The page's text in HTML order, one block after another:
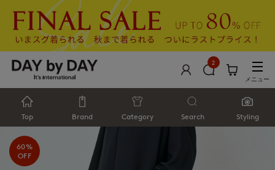
2
メニュー
Top Brand Category Search Styling
60%
OFF